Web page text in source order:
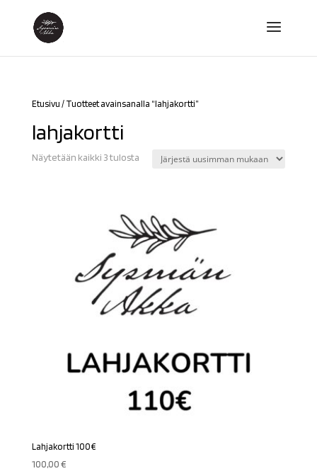
Etusivu / Tuotteet avainsanalla “lahjakortti”
lahjakortti
Näytetään kaikki 3 tulostaSorted
Lahjakortti 100€
100,00€